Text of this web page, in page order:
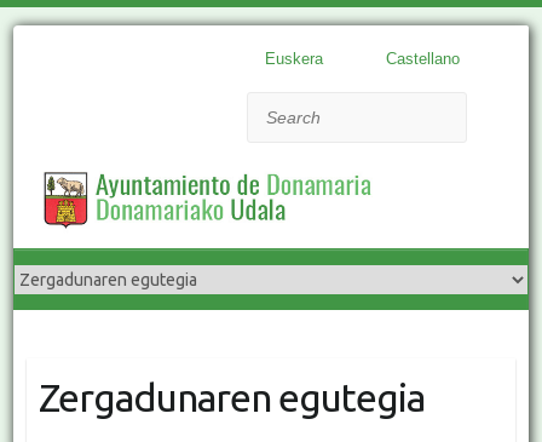
Euskera Castellano
Zergadunaren egutegia